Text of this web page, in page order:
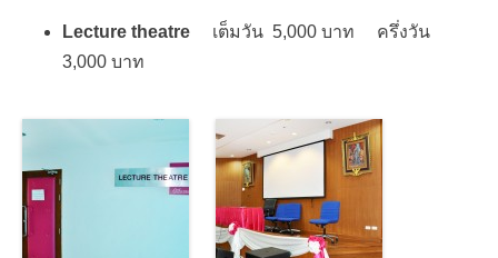
Lecture theatre เต็มวัน 5,000 บาท ครึ่งวัน
3,000 บาท